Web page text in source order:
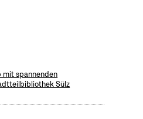
mit spannenden
Sülz